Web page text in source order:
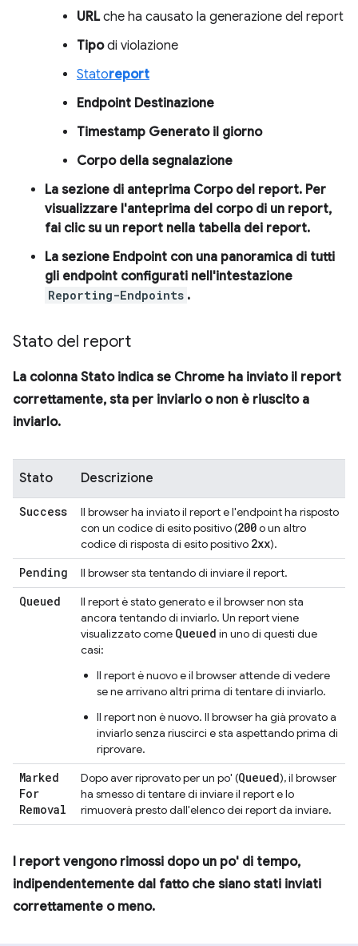
URLche ha causato la generazione del report
Tipodi violazione
Statoreport
Endpoint Destinazione
Timestamp Generato il giorno
Corpodella segnalazione
La sezione di anteprima Corpo del report. Per
visualizzare l'anteprima del corpo di un report,
fai clic su un report nella tabella dei report.
La sezione Endpoint con una panoramica di tutti
gli endpoint configurati nell'intestazione
Reporting-Endpoints .
Stato del report
La colonna Statoindica se Chrome ha inviato il report
correttamente, sta per inviarlo o non è riuscito a
inviarlo.
Stato Descrizione
Success
Il browser ha inviato il report e l'endpoint ha risposto
con un codice di esito positivo (200o un altro
codice di risposta di esito positivo 2xx).
Pending Il browser sta tentando di inviare il report.
Queued
Il report è stato generato e il browser non sta
ancora tentando di inviarlo. Un report viene
visualizzato come Queued in uno di questi due
casi:
Il report è nuovo e il browser attende di vedere
se ne arrivano altri prima di tentare di inviarlo.
Il report non è nuovo. Il browser ha già provato a
inviarlo senza riuscirci e sta aspettando prima di
riprovare.
Marked
For
Removal
Dopo aver riprovato per un po' (Queued), il browser
ha smesso di tentare di inviare il report e lo
rimuoverà presto dall'elenco dei report da inviare.
I report vengono rimossi dopo un po' di tempo,
indipendentemente dal fatto che siano stati inviati
correttamente o meno.